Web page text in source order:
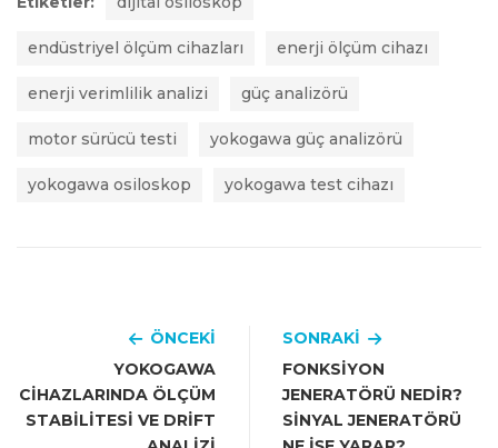
endüstriyel ölçüm cihazları enerji ölçüm cihazı
enerji verimlilik analizi güç analizörü
motor sürücü testi yokogawa güç analizörü
yokogawa osiloskop yokogawa test cihazı
ÖNCEKI
YOKOGAWA
CIHAZLARINDA ÖLÇÜM
STABILITESI VE DRIFT
SONRAKI
FONKSIYON
JENERATÖRÜ NEDIR?
SINYAL JENERATÖRÜ